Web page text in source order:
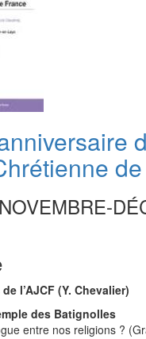
l’AJCF (Y. Chevalier)
des Batignolles
entre nos religions ?